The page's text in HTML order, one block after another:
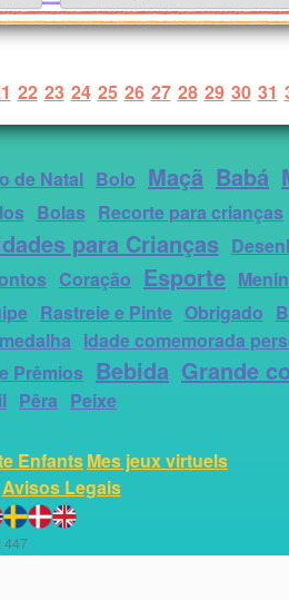
22 23 24 25 26 27 28 29 30 31
de Natal Bolo Maçã Babá
Bolas Recorte para crianças
para Crianças
Coração Esporte
Rastreie e Pinte Obrigado
Idade comemorada
Prêmios Bebida Grande
Pêra Peixe
EnfantsMes jeux virtuels
Avisos Legais
447